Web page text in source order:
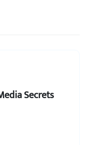
Secrets